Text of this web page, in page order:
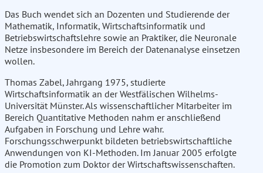
Das Buch wendet sich an Dozenten und Studierende der
Mathematik, Informatik, Wirtschaftsinformatik und
Betriebswirtschaftslehre sowie an Praktiker, die Neuronale
Netze insbesondere im Bereich der Datenanalyse einsetzen
wollen.
Thomas Zabel, Jahrgang 1975, studierte
Wirtschaftsinformatik an der Westfälischen Wilhelms-
Universität Münster. Als wissenschaftlicher Mitarbeiter im
Bereich Quantitative Methoden nahm er anschließend
Aufgaben in Forschung und Lehre wahr.
Forschungsschwerpunkt bildeten betriebswirtschaftliche
Anwendungen von KI-Methoden. Im Januar 2005 erfolgte
die Promotion zum Doktor der Wirtschaftswissenschaften.